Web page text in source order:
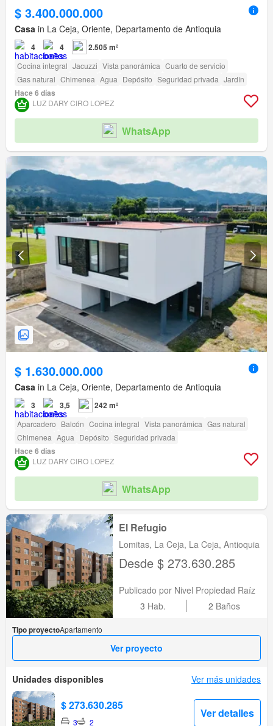
$ 3.400.000.000
Casa in La Ceja, Oriente, Departamento de Antioquia
4 4 2.505 m²
Cocina integral Jacuzzi Vista panorámica Cuarto de servicio
Gas natural Chimenea Agua Depósito Seguridad privada Jardín
Hace 6 días
LUZ DARY CIRO LOPEZ
WhatsApp
$ 1.630.000.000
Casa in La Ceja, Oriente, Departamento de Antioquia
3 3,5 242 m²
Aparcadero Balcón Cocina integral Vista panorámica Gas natural
Chimenea Agua Depósito Seguridad privada
Hace 6 días
LUZ DARY CIRO LOPEZ
WhatsApp
El Refugio
Lomitas, La Ceja, La Ceja, Antioquia
Desde $ 273.630.285
Publicado por Nivel Propiedad Raíz
3 Hab. 2 Baños
Tipo proyectoApartamento
Ver proyecto
Unidades disponibles Ver más unidades
$ 273.630.285
3 2
Ver detalles